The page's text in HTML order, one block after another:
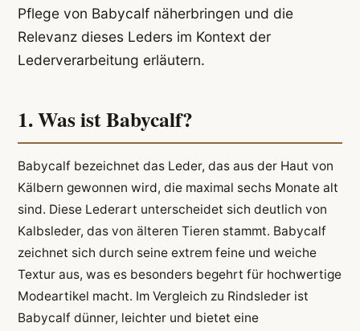
Pflege von Babycalf näherbringen und die
Relevanz dieses Leders im Kontext der
Lederverarbeitung erläutern.
1. Was ist Babycalf?
Babycalf bezeichnet das Leder, das aus der Haut von
Kälbern gewonnen wird, die maximal sechs Monate alt
sind. Diese Lederart unterscheidet sich deutlich von
Kalbsleder, das von älteren Tieren stammt. Babycalf
zeichnet sich durch seine extrem feine und weiche
Textur aus, was es besonders begehrt für hochwertige
Modeartikel macht. Im Vergleich zu Rindsleder ist
Babycalf dünner, leichter und bietet eine